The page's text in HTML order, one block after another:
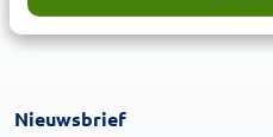
Klanten
Nieuwsbrief